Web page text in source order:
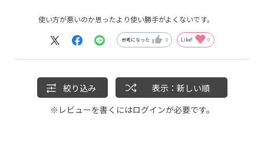
使い方が悪いのか思ったより使い勝手がよくないです。
参考になった 0 Like! 0
絞り込み
表示：新しい順
※レビューを書くにはログインが必要です。